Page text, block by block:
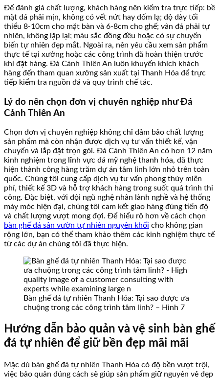
Để đánh giá chất lượng, khách hàng nên kiểm tra trực tiếp: bề
mặt đá phải mịn, không có vết nứt hay đốm lạ; độ dày tối
thiểu 8-10cm cho mặt bàn và 6-8cm cho ghế; vân đá phải tự
nhiên, không lặp lại; màu sắc đồng đều hoặc có sự chuyển
biến tự nhiên đẹp mắt. Ngoài ra, nên yêu cầu xem sản phẩm
thực tế tại xưởng hoặc các công trình đã hoàn thiện trước
khi đặt hàng. Đá Cảnh Thiên An luôn khuyến khích khách
hàng đến tham quan xưởng sản xuất tại Thanh Hóa để trực
tiếp kiểm tra nguồn đá và quy trình chế tác.
Lý do nên chọn đơn vị chuyên nghiệp như Đá
Cảnh Thiên An
Chọn đơn vị chuyên nghiệp không chỉ đảm bảo chất lượng
sản phẩm mà còn nhận được dịch vụ tư vấn thiết kế, vận
chuyển và lắp đặt trọn gói. Đá Cảnh Thiên An có hơn 12 năm
kinh nghiệm trong lĩnh vực đá mỹ nghệ thanh hóa, đã thực
hiện thành công hàng trăm dự án tâm linh lớn nhỏ trên toàn
quốc. Chúng tôi cung cấp dịch vụ tư vấn phong thủy miễn
phí, thiết kế 3D và hỗ trợ khách hàng trong suốt quá trình thi
công. Đặc biệt, với đội ngũ nghệ nhân lành nghề và hệ thống
máy móc hiện đại, chúng tôi cam kết giao hàng đúng tiến độ
và chất lượng vượt mong đợi. Để hiểu rõ hơn về cách chọn
bàn ghế đá sân vườn tự nhiên nguyên khối cho không gian
rộng lớn, bạn có thể tham khảo thêm các kinh nghiệm thực tế
từ các dự án chúng tôi đã thực hiện.
Bàn ghế đá tự nhiên Thanh Hóa: Tại sao được ưa
chuộng trong các công trình tâm linh? – Hình 7
Hướng dẫn bảo quản và vệ sinh bàn ghế
đá tự nhiên để giữ bền đẹp mãi mãi
Mặc dù bàn ghế đá tự nhiên Thanh Hóa có độ bền vượt trội,
việc bảo quản đúng cách sẽ giúp sản phẩm giữ nguyên vẻ đẹp